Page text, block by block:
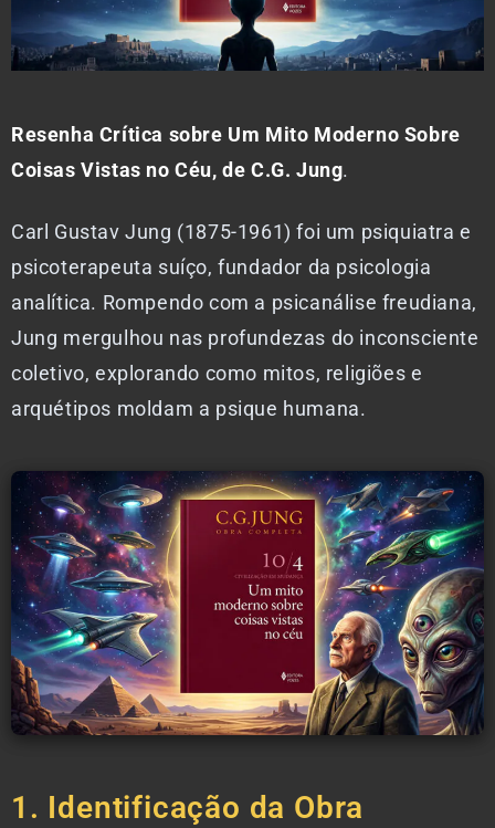
Resenha Crítica sobre Um Mito Moderno Sobre
Coisas Vistas no Céu, de C.G. Jung.
Carl Gustav Jung (1875-1961) foi um psiquiatra e
psicoterapeuta suíço, fundador da psicologia
analítica. Rompendo com a psicanálise freudiana,
Jung mergulhou nas profundezas do inconsciente
coletivo, explorando como mitos, religiões e
arquétipos moldam a psique humana.
1. Identificação da Obra